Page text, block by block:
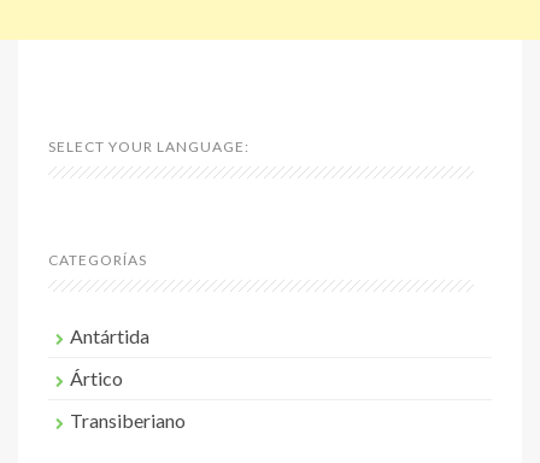
SELECT YOUR LANGUAGE:
CATEGORÍAS
Antártida
Ártico
Transiberiano